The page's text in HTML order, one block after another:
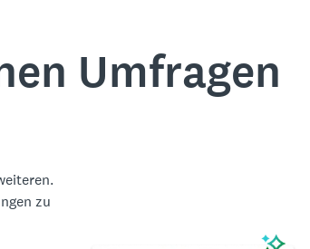
Umfragen
zu